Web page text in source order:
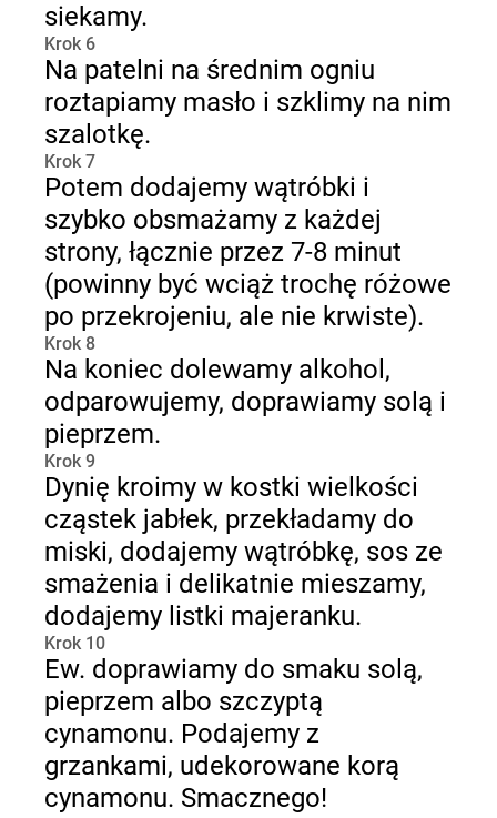
siekamy.
Krok 6
Na patelni na średnim ogniu
roztapiamy masło i szklimy na nim
szalotkę.
Krok 7
Potem dodajemy wątróbki i
szybko obsmażamy z każdej
strony, łącznie przez 7-8 minut
(powinny być wciąż trochę różowe
po przekrojeniu, ale nie krwiste).
Krok 8
Na koniec dolewamy alkohol,
odparowujemy, doprawiamy solą i
pieprzem.
Krok 9
Dynię kroimy w kostki wielkości
cząstek jabłek, przekładamy do
miski, dodajemy wątróbkę, sos ze
smażenia i delikatnie mieszamy,
dodajemy listki majeranku.
Krok 10
Ew. doprawiamy do smaku solą,
pieprzem albo szczyptą
cynamonu. Podajemy z
grzankami, udekorowane korą
cynamonu. Smacznego!